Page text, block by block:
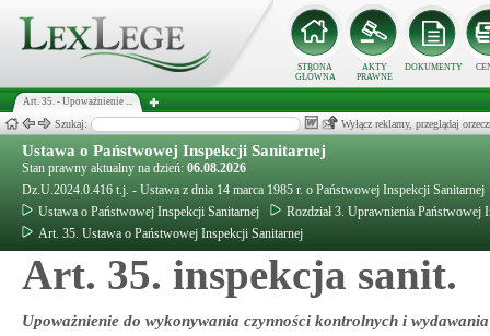
STRONA
GŁÓWNA
AKTY
PRAWNE
DOKUMENTY
Art. 35. - Upoważnienie ...
Szukaj: Wyłącz reklamy, przeglądaj
Ustawa o Państwowej Inspekcji Sanitarnej
Stan prawny aktualny na dzień: 06.08.2026
Dz.U.2024.0.416 t.j. - Ustawa z dnia 14 marca 1985 r. o Państwowej Inspekcji Sanitarnej
Ustawa o Państwowej Inspekcji Sanitarnej
Rozdział 3. Uprawnienia Państwowej
Art. 35. Ustawa o Państwowej Inspekcji Sanitarnej
Art. 35. inspekcja sanit.
Upoważnienie do wykonywania czynności kontrolnych i